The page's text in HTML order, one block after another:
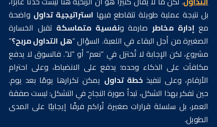
بل نتيجة عملية طويلة تتقاطع فيها استراتيجية تداول واضحة
مع إدارة مخاطر صارمة ونفسية متماسكة تقبل الخسارة
الصغيرة من أجل البقاء في اللعبة. السؤال “هل التداول مربح؟”
مشروع، لكن الإجابة لا تُختزل في “نعم” أو “لا”. فالسوق لا يدفع
مكافآت على الذكاء وحده؛ يدفع على الانضباط، وعلى احترام
الأرقام، وعلى تنفيذخطة تداول يمكن تكرارها يومًا بعد يوم.
حين تفكر بهذا الشكل، تبدأ صورة النجاح في التشكل: ليست صفقة
العمر، بل سلسلة قرارات صغيرة تُراكم فرقًا إيجابيًا على المدى
الطويل.